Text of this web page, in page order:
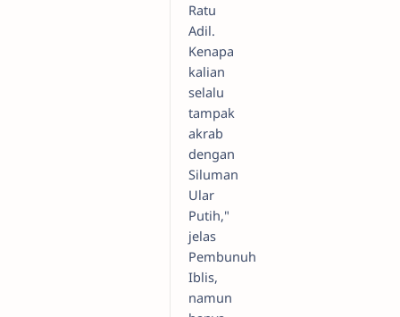
Ratu
Adil.
Kenapa
kalian
selalu
tampak
akrab
dengan
Siluman
Ular
Putih,"
jelas
Pembunuh
Iblis,
namun